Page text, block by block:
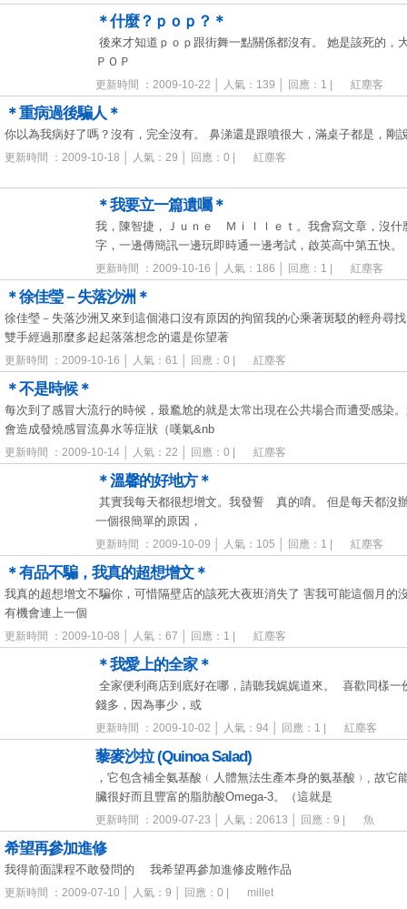
＊什麼？ｐｏｐ？＊
後來才知道ｐｏｐ跟街舞一點關係都沒有。 她是該死的
ＰＯＰ
更新時間 ：2009-10-22 │ 人氣：139 │ 回應：1 | 紅塵客
＊重病過後騙人＊
你以為我病好了嗎？沒有，完全沒有。 鼻涕還是跟噴很大，滿桌子都是，
更新時間 ：2009-10-18 │ 人氣：29 │ 回應：0 | 紅塵客
＊我要立一篇遺囑＊
我，陳智捷，Ｊｕｎｅ Ｍｉｌｌｅｔ。我會寫文章，沒什
字，一邊傳簡訊一邊玩即時通一邊考試，啟英高中第五快。
更新時間 ：2009-10-16 │ 人氣：186 │ 回應：1 | 紅塵客
＊徐佳瑩－失落沙洲＊
徐佳瑩－失落沙洲又來到這個港口沒有原因的拘留我的心乘著斑駁的輕舟尋
雙手經過那麼多起起落落想念的還是你望著
更新時間 ：2009-10-16 │ 人氣：61 │ 回應：0 | 紅塵客
＊不是時候＊
每次到了感冒大流行的時候，最尷尬的就是太常出現在公共場合而遭受感染
會造成發燒感冒流鼻水等症狀（嘆氣&nb
更新時間 ：2009-10-14 │ 人氣：22 │ 回應：0 | 紅塵客
＊溫馨的好地方＊
其實我每天都很想增文。我發誓 真的唷。 但是每天都沒
一個很簡單的原因，
更新時間 ：2009-10-09 │ 人氣：105 │ 回應：1 | 紅塵客
＊有品不騙，我真的超想增文＊
我真的超想增文不騙你，可惜隔壁店的該死大夜班消失了 害我可能這個月的
有機會連上一個
更新時間 ：2009-10-08 │ 人氣：67 │ 回應：1 | 紅塵客
＊我愛上的全家＊
全家便利商店到底好在哪，請聽我娓娓道來。 喜歡同樣
錢多，因為事少，或
更新時間 ：2009-10-02 │ 人氣：94 │ 回應：1 | 紅塵客
藜麥沙拉 (Quinoa Salad)
，它包含補全氨基酸﹙人體無法生產本身的氨基酸﹚, 故
臟很好而且豐富的脂肪酸Omega-3。（這就是
更新時間 ：2009-07-23 │ 人氣：20613 │ 回應：9 | 魚
希望再參加進修
我得前面課程不敢發問的 我希望再參加進修皮雕作品
更新時間 ：2009-07-10 │ 人氣：9 │ 回應：0 | millet